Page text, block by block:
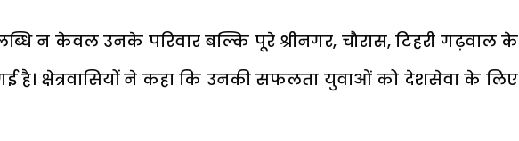
न केवल उनके परिवार बल्कि पूरे श्रीनगर, चौरास, टिहरी गढ़वाल के
है। क्षेत्रवासियों ने कहा कि उनकी सफलता युवाओं को देशसेवा के लिए